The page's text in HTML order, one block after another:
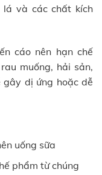
lá và các chất kích
cáo nên hạn chế
muống, hải sản,
dị ứng hoặc dễ
uống sữa
phẩm từ chúng